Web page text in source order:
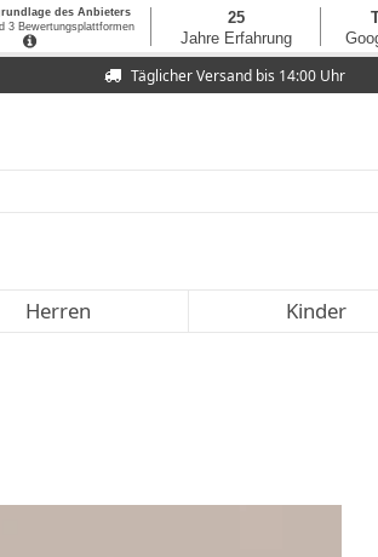
Täglicher Versand bis 14:00 Uhr
Herren Kinder